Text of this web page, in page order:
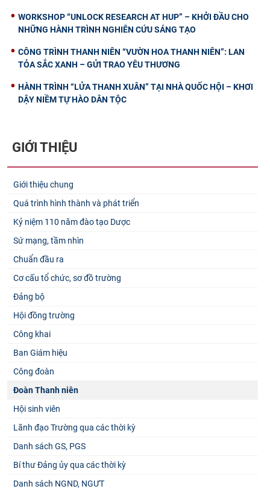
WORKSHOP “UNLOCK RESEARCH AT HUP” – KHỞI ĐẦU CHO
NHỮNG HÀNH TRÌNH NGHIÊN CỨU SÁNG TẠO
CÔNG TRÌNH THANH NIÊN “VƯỜN HOA THANH NIÊN”: LAN
TỎA SẮC XANH – GỬI TRAO YÊU THƯƠNG
HÀNH TRÌNH “LỬA THANH XUÂN” TẠI NHÀ QUỐC HỘI – KHƠI
DẬY NIỀM TỰ HÀO DÂN TỘC
GIỚI THIỆU
Giới thiệu chung
Quá trình hình thành và phát triển
Kỷ niệm 110 năm đào tạo Dược
Sứ mạng, tầm nhìn
Chuẩn đầu ra
Cơ cấu tổ chức, sơ đồ trường
Đảng bộ
Hội đồng trường
Công khai
Ban Giám hiệu
Công đoàn
Đoàn Thanh niên
Hội sinh viên
Lãnh đạo Trường qua các thời kỳ
Danh sách GS, PGS
Bí thư Đảng ủy qua các thời kỳ
Danh sách NGND, NGƯT